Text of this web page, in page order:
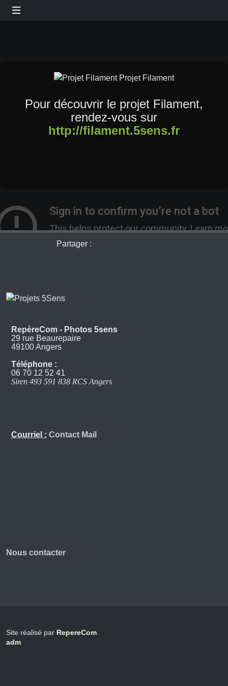
Pour découvrir le projet Filament,
rendez-vous sur
http://filament.5sens.fr
Partager :
RepèreCom - Photos 5sens
29 rue Beaurepaire
49100 Angers
Téléphone :
06 70 12 52 41
Siren 493 591 838 RCS Angers
Courriel : Contact Mail
Nous contacter
Site réalisé par RepereCom
adm